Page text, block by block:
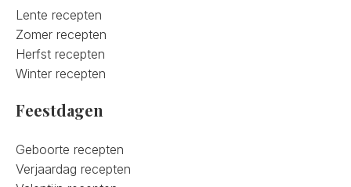
Lente recepten
Zomer recepten
Herfst recepten
Winter recepten
Feestdagen
Geboorte recepten
Verjaardag recepten